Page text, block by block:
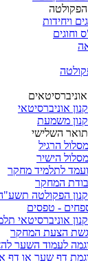
הפקולטה
ויחידות
וחוגים
אוניברסיטאי
משמעת
השלישי
הרגיל
הישיר
לתלמיד מחקר
המחקר
הפקולטה
- טפסים
אוניברסיטאי
הצעת המחקר
לעמוד השער
דף שער או דף